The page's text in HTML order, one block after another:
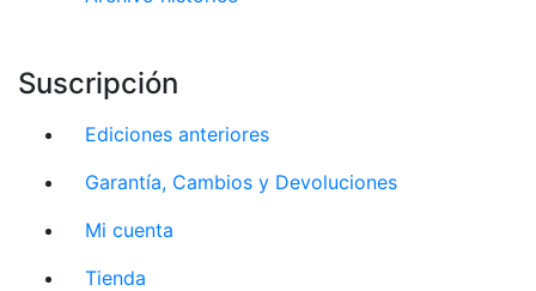
Suscripción
Ediciones anteriores
Garantía, Cambios y Devoluciones
Mi cuenta
Tienda